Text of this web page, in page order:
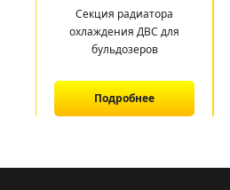
Секция радиатора
охлаждения ДВС для
бульдозеров
Подробнее